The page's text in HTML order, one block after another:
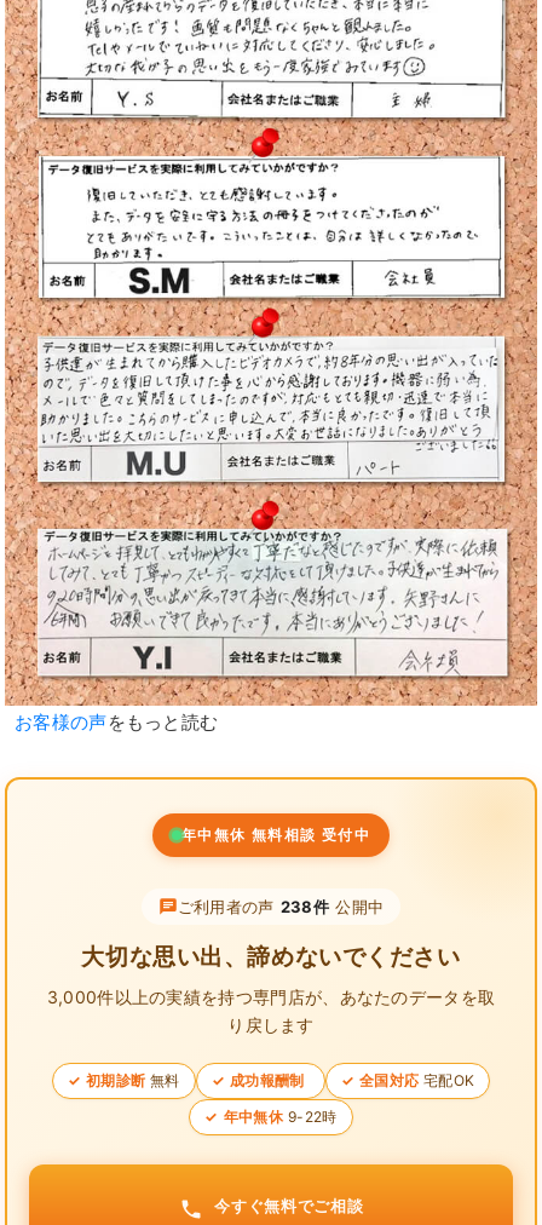
お客様の声をもっと読む
年中無休 無料相談 受付中
ご利用者の声 238件 公開中
大切な思い出、諦めないでください
3,000件以上の実績を持つ専門店が、 あなたのデータを取
り戻します
初期診断 無料 成功報酬制 全国対応 宅配OK
年中無休 9-22時
今すぐ無料でご相談